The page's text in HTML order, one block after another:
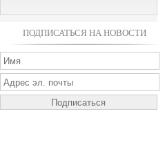
ПОДПИСАТЬСЯ НА НОВОСТИ